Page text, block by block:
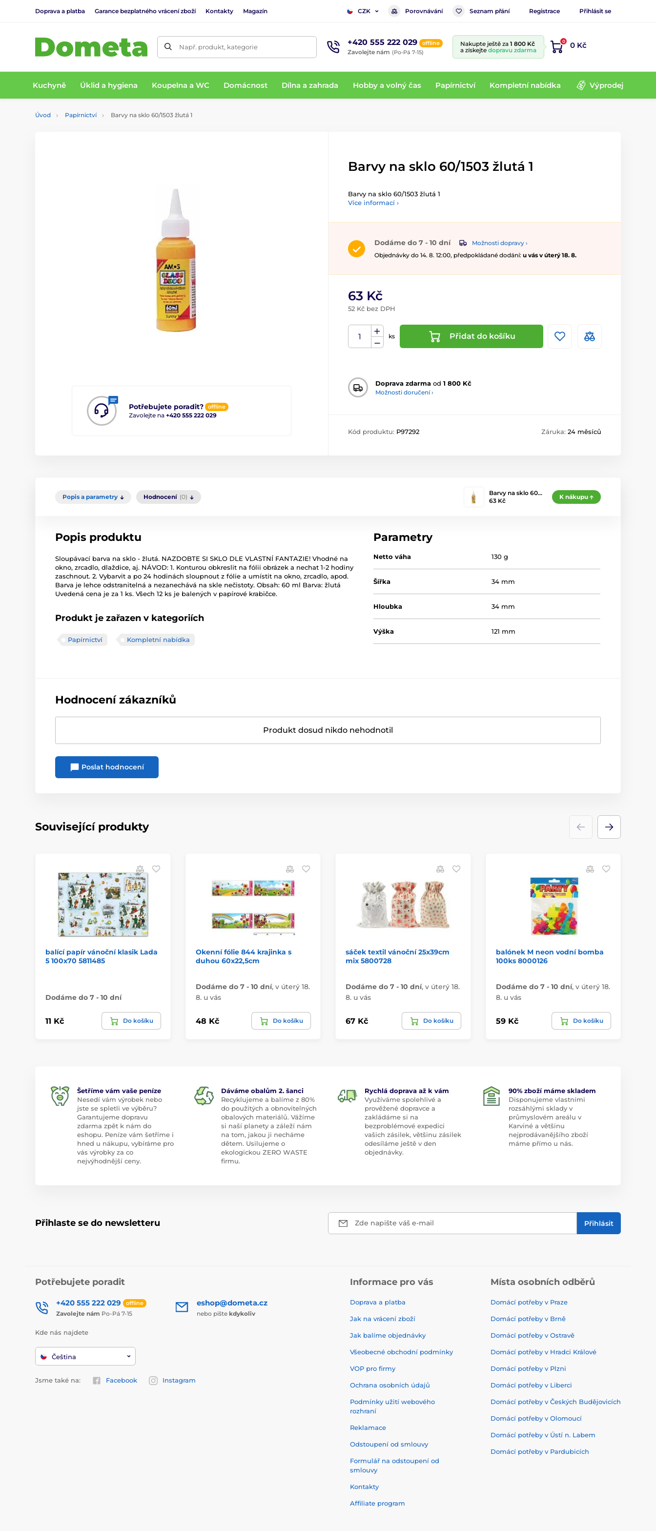
Doprava a platba Garance bezplatného vrácení zboží Kontakty Magazín CZK Porovnávání Seznam přání Registrace Přihlásit se
Např. produkt, kategorie +420 555 222 029 offline
Zavolejte nám (Po-Pá 7-15)
Nakupte ještě za 1 800 Kč
a získejte dopravu zdarma
0 0 Kč
Kuchyně Úklid a hygiena Koupelna a WC Domácnost Dílna a zahrada Hobby a volný čas Papírnictví Kompletní nabídka Výprodej
Úvod Papírnictví Barvy na sklo 60/1503 žlutá 1
Potřebujete poradit? offline
Zavolejte na +420 555 222 029
Barvy na sklo 60/1503 žlutá 1
Barvy na sklo 60/1503 žlutá 1
Více informací ›
Dodáme do 7 - 10 dní
Možnosti dopravy ›
Objednávky do 14. 8. 12:00, předpokládané dodání: u vás v úterý 18. 8.
63 Kč
52 Kč bez DPH
ks Přidat do košíku
Doprava zdarma od 1 800 Kč
Možnosti doručení ›
Kód produktu: P97292 Záruka: 24 měsíců
Popis a parametry Hodnocení (0)
Barvy na sklo 60…
63 Kč
K nákupu
Popis produktu
Sloupávací barva na sklo - žlutá. NAZDOBTE SI SKLO DLE VLASTNÍ FANTAZIE! Vhodné na
okno, zrcadlo, dlaždice, aj. NÁVOD: 1. Konturou obkreslit na fólii obrázek a nechat 1-2 hodiny
zaschnout. 2. Vybarvit a po 24 hodinách sloupnout z fólie a umístit na okno, zrcadlo, apod.
Barva je lehce odstranitelná a nezanechává na skle nečistoty. Obsah: 60 ml Barva: žlutá
Uvedená cena je za 1 ks. Všech 12 ks je balených v papírové krabičce.
Produkt je zařazen v kategoriích
Papírnictví Kompletní nabídka
Parametry
Netto váha 130 g
Šířka 34 mm
Hloubka 34 mm
Výška 121 mm
Hodnocení zákazníků
Produkt dosud nikdo nehodnotil
Poslat hodnocení
Související produkty
balící papír vánoční klasik Lada
5 100x70 5811485
Dodáme do 7 - 10 dní
11 Kč Do košíku
Okenní fólie 844 krajinka s
duhou 60x22,5cm
Dodáme do 7 - 10 dní, v úterý 18.
8. u vás
48 Kč Do košíku
sáček textil vánoční 25x39cm
mix 5800728
Dodáme do 7 - 10 dní, v úterý 18.
8. u vás
67 Kč Do košíku
balónek M neon vodní bomba
100ks 8000126
Dodáme do 7 - 10 dní, v úterý 18.
8. u vás
59 Kč Do košíku
Šetříme vám vaše peníze
Nesedí vám výrobek nebo
jste se spletli ve výběru?
Garantujeme dopravu
zdarma zpět k nám do
eshopu. Peníze vám šetříme i
hned u nákupu, vybíráme pro
vás výrobky za co
nejvýhodnější ceny.
Dáváme obalům 2. šanci
Recyklujeme a balíme z 80%
do použitých a obnovitelných
obalových materiálů. Vážíme
si naší planety a záleží nám
na tom, jakou ji necháme
dětem. Usilujeme o
ekologickou ZERO WASTE
firmu.
Rychlá doprava až k vám
Využíváme spolehlivé a
prověžené dopravce a
zakládáme si na
bezproblémové expedici
vašich zásilek, většinu zásilek
odesíláme ještě v den
objednávky.
90% zboží máme skladem
Disponujeme vlastními
rozsáhlými sklady v
průmyslovém areálu v
Karviné a většinu
nejprodávanějšího zboží
máme přímo u nás.
Přihlaste se do newsletteru Zde napište váš e-mail Přihlásit
Potřebujete poradit
+420 555 222 029 offline
Zavolejte nám Po-Pá 7-15
eshop@dometa.cz
nebo pište kdykoliv
Kde nás najdete
Čeština
Jsme také na: Facebook Instagram
Informace pro vás
Doprava a platba
Jak na vrácení zboží
Jak balíme objednávky
Všeobecné obchodní podmínky
VOP pro firmy
Ochrana osobních údajů
Podmínky užití webového
rozhraní
Reklamace
Odstoupení od smlouvy
Formulář na odstoupení od
smlouvy
Kontakty
Affiliate program
Místa osobních odběrů
Domácí potřeby v Praze
Domácí potřeby v Brně
Domácí potřeby v Ostravě
Domácí potřeby v Hradci Králové
Domácí potřeby v Plzni
Domácí potřeby v Liberci
Domácí potřeby v Českých Budějovicích
Domácí potřeby v Olomoucí
Domácí potřeby v Ústí n. Labem
Domácí potřeby v Pardubicích